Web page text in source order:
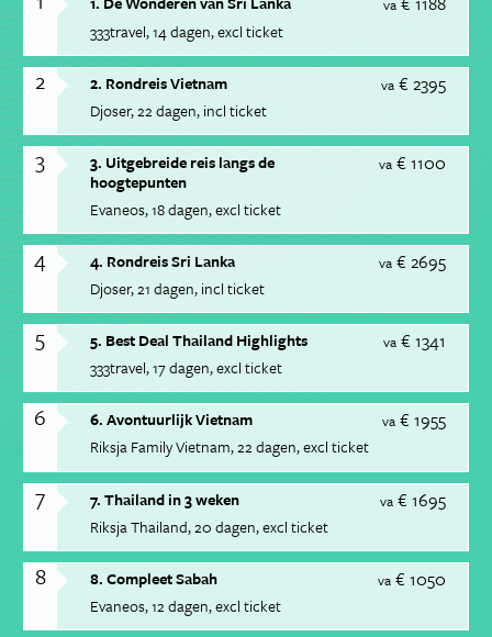
va
333travel 14 dagen excl ticket
2 va € 2395
2. Rondreis Vietnam
Djoser 22 dagen incl ticket
3 va € 1100
3. Uitgebreide reis langs de
hoogtepunten
Evaneos 18 dagen excl ticket
4 va € 2695
4. Rondreis Sri Lanka
Djoser 21 dagen incl ticket
5 va € 1341
5. Best Deal Thailand Highlights
333travel 17 dagen excl ticket
6 va € 1955
6. Avontuurlijk Vietnam
Riksja Family Vietnam 22 dagen excl ticket
7 va € 1695
7. Thailand in 3 weken
Riksja Thailand 20 dagen excl ticket
8 va € 1050
8. Compleet Sabah
Evaneos 12 dagen excl ticket